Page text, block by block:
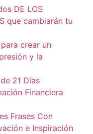
DE LOS
que cambiarán tu
crear un
y la
21 Días
Financiera
Frases Con
e Inspiración